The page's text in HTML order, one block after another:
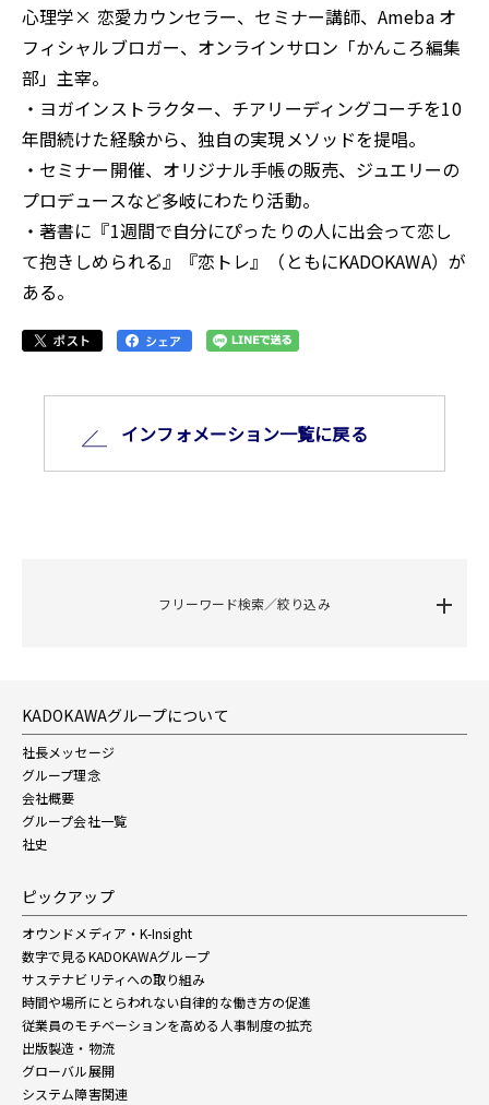
心理学× 恋愛カウンセラー、セミナー講師、Ameba オ
フィシャルブロガー、オンラインサロン「かんころ編集
部」主宰。
・ヨガインストラクター、チアリーディングコーチを10
年間続けた経験から、独自の実現メソッドを提唱。
・セミナー開催、オリジナル手帳の販売、ジュエリーの
プロデュースなど多岐にわたり活動。
・著書に『1週間で自分にぴったりの人に出会って恋し
て抱きしめられる』『恋トレ』（ともにKADOKAWA）が
ある。
インフォメーション⼀覧に戻る
フリーワード検索／絞り込み
KADOKAWAグループについて
社長メッセージ
グループ理念
会社概要
グループ会社一覧
社史
ピックアップ
オウンドメディア・K-Insight
数字で見るKADOKAWAグループ
サステナビリティへの取り組み
時間や場所にとらわれない自律的な働き方の促進
従業員のモチベーションを高める人事制度の拡充
出版製造・物流
グローバル展開
システム障害関連